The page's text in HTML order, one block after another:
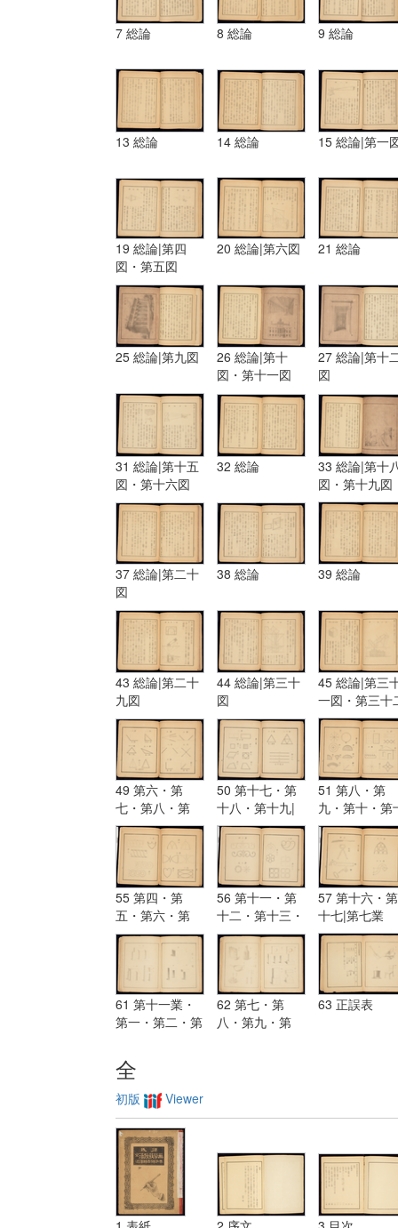
7 総論 8 総論 9 総論
13 総論 14 総論 15 総論|第一
19 総論|第四
図・第五図
20 総論|第六図 21 総論
25 総論|第九図
26 総論|第十
図・第十一図
27 総論|第十
図
31 総論|第十五
図・第十六図
32 総論
33 総論|第十
図・第十九図
37 総論|第二十
図
38 総論 39 総論
43 総論|第二十
九図
44 総論|第三十
図
45 総論|第三
一図・第三十
図
49 第六・第
七・第八・第
九・第十・第十
一・第十二・第
十三・第十四・
第十五・第十六
50 第十七・第
十八・第十九|
第二業・第一・
第二・第三・第
四・第五・第
六・第七
51 第八・第
九・第十・第
一・第十二|第
三業・第一・
二・第三・第
四・第五・第
六・第七・第
55 第四・第
五・第六・第
七・第八・第
九・第十
56 第十一・第
十二・第十三・
第十四・第十五
57 第十六・第
十七|第七業
61 第十一業・
第一・第二・第
五・第六
62 第七・第
八・第九・第
63 正誤表
全
初版 Viewer